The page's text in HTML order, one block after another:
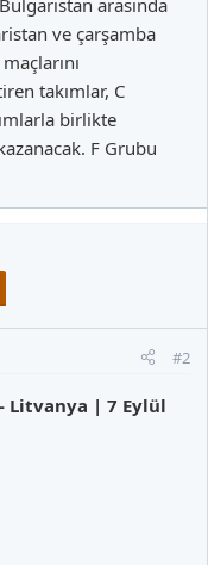
ve çarşamba
takımlar, C
birlikte
F Grubu
#2
Litvanya | 7 Eylül